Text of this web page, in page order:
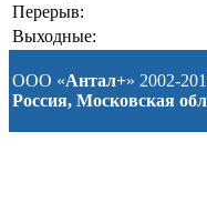
Перерыв:
Выходные:
ООО «Антал+» 2002-
Россия, Московская